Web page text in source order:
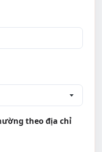
theo địa chỉ